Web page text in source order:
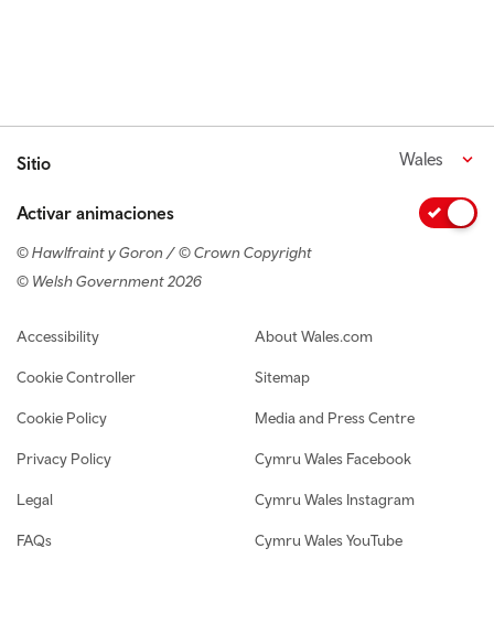
Sitio Wales
Activar animaciones
© Hawlfraint y Goron / © Crown Copyright
© Welsh Government 2026
Footer navigation
Accessibility
Cookie Controller
Cookie Policy
Privacy Policy
Legal
FAQs
About Wales.com
Sitemap
Media and Press Centre
Cymru Wales Facebook
Cymru Wales Instagram
Cymru Wales YouTube